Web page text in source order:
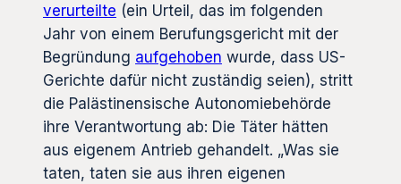
verurteilte (ein Urteil, das im folgenden
Jahr von einem Berufungsgericht mit der
Begründung aufgehoben wurde, dass US-
Gerichte dafür nicht zuständig seien), stritt
die Palästinensische Autonomiebehörde
ihre Verantwortung ab: Die Täter hätten
aus eigenem Antrieb gehandelt. „Was sie
taten, taten sie aus ihren eigenen